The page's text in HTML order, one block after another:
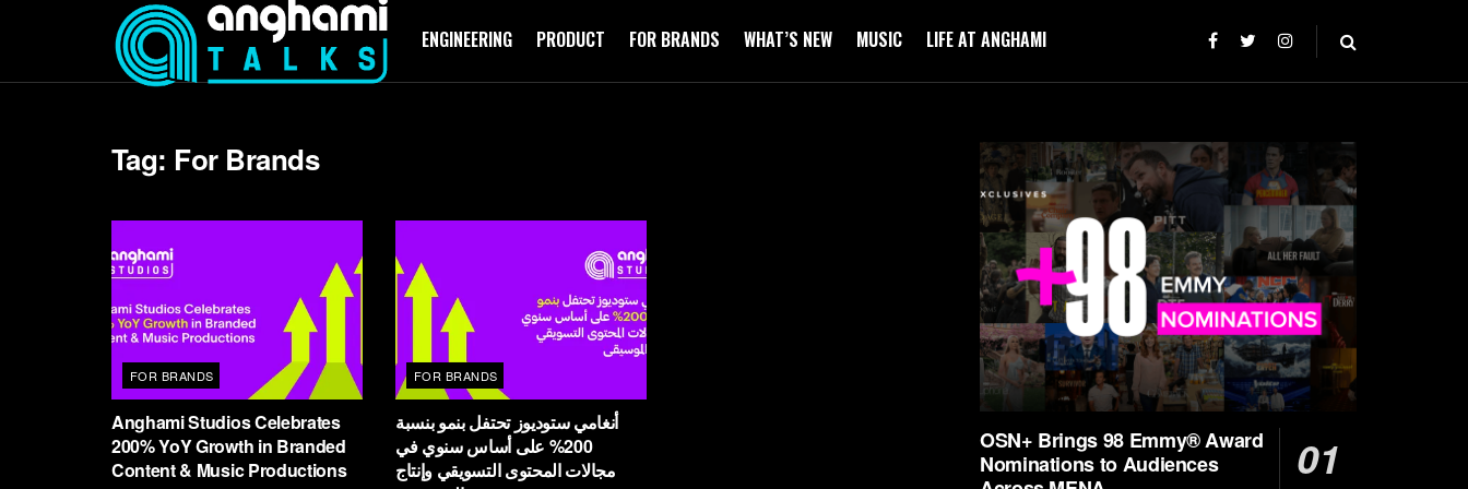
ENGINEERING PRODUCT FOR BRANDS WHAT’S NEW MUSIC LIFE AT ANGHAMI
Tag: For Brands
FOR BRANDS
Anghami Studios Celebrates
200% YoY Growth in Branded
Content & Music Productions
FOR BRANDS
أنغامي ستوديوز تحتفل بنمو بنسبة
200% على أساس سنوي في
مجالات المحتوى التسويقي وإنتاج
OSN+ Brings 98 Emmy® Award
Nominations to Audiences